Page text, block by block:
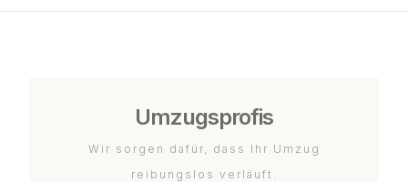
Umzugsprofis
Wir sorgen dafür, dass Ihr Umzug
reibungslos verläuft.